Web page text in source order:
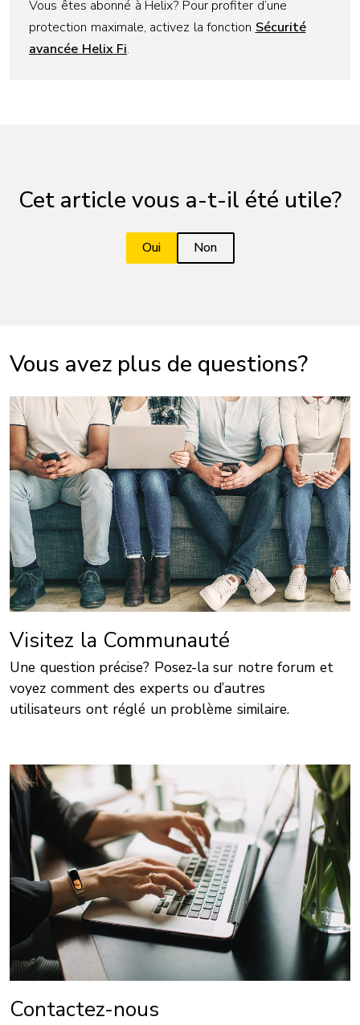
Vous êtes abonné à Helix? Pour profiter d’une
protection maximale, activez la fonction Sécurité
avancée Helix Fi.
Cet article vous a-t-il été utile?
Vous avez plus de questions?
Visitez la Communauté
Une question précise? Posez-la sur notre forum et
voyez comment des experts ou d’autres
utilisateurs ont réglé un problème similaire.
Contactez-nous